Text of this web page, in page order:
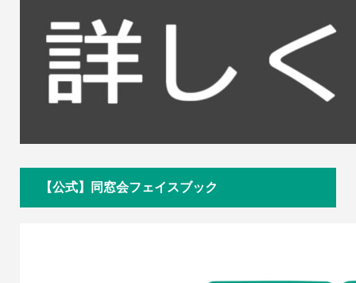
【公式】同窓会フェイスブック